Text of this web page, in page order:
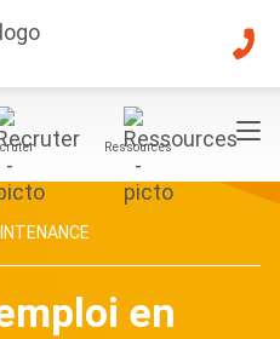
Ressources
en